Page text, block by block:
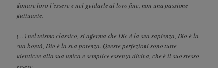
donare loro l’essere e nel guidarle al loro fine, non una passione
fluttuante.
(…) nel teismo classico, si afferma che Dio è la sua sapienza, Dio è la
sua bontà, Dio è la sua potenza. Queste perfezioni sono tutte
identiche alla sua unica e semplice essenza divina, che è il suo stesso
essere.